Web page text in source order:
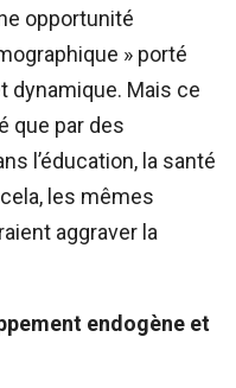
opportunité
» porté
dynamique. Mais ce
que par des
l’éducation, la santé
les mêmes
aggraver la
endogène et